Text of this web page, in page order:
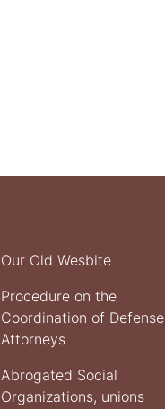
Our Old Wesbite
Procedure on the
Coordination of Defense
Attorneys
Abrogated Social
Organizations, unions